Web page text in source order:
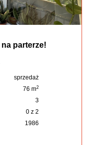
parterze!
sprzedaż
76 m2
3
0 z 2
1986